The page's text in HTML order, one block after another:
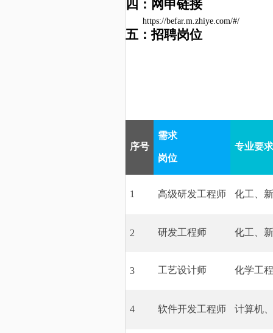
四：网申链接
https://befar.m.zhiye.com/#/
五：招聘岗位
序号
需求
岗位
专业要求
1 高级研发工程师 化工、
2 研发工程师 化工、
3 工艺设计师 化学工
4 软件开发工程师 计算机